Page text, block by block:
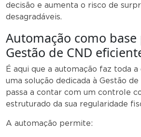
decisão e aumenta o risco de
desagradáveis.
Automação como
Gestão de CND
É aqui que a automação faz toda
uma solução dedicada à Gestão
passa a contar com um controle
estruturado da sua regularidade
A automação permite: